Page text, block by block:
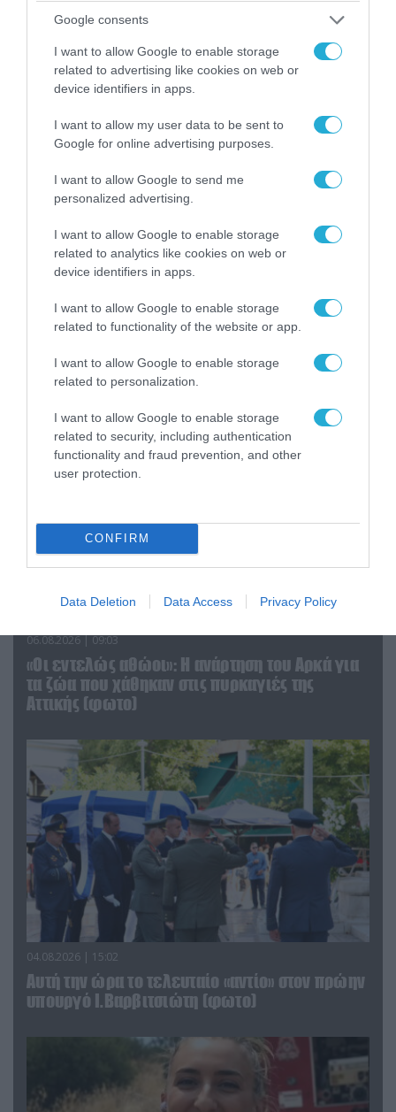
Google consents
I want to allow Google to enable storage
related to advertising like cookies on web or
device identifiers in apps.
I want to allow my user data to be sent to
Google for online advertising purposes.
I want to allow Google to send me
personalized advertising.
I want to allow Google to enable storage
related to analytics like cookies on web or
device identifiers in apps.
I want to allow Google to enable storage
related to functionality of the website or app.
I want to allow Google to enable storage
related to personalization.
I want to allow Google to enable storage
related to security, including authentication
functionality and fraud prevention, and other
user protection.
CONFIRM
Data Deletion Data Access Privacy Policy
ελληνικά μαχητικά στο Αιγαίο
ΠΟΛΙΤΙΚΗ
06.08.2026 | 14:02
Αθήνα: Απομακρύνθηκαν παράνομα
αντικείμενα από κοινόχρηστους χώρους
06.08.2026 | 09:03
«Οι εντελώς αθώοι»: Η ανάρτηση του Αρκά για
τα ζώα που χάθηκαν στις πυρκαγιές της
Αττικής (φωτο)
04.08.2026 | 15:02
Αυτή την ώρα το τελευταίο «αντίο» στον πρώην
υπουργό Ι.Βαρβιτσιώτη (φωτο)